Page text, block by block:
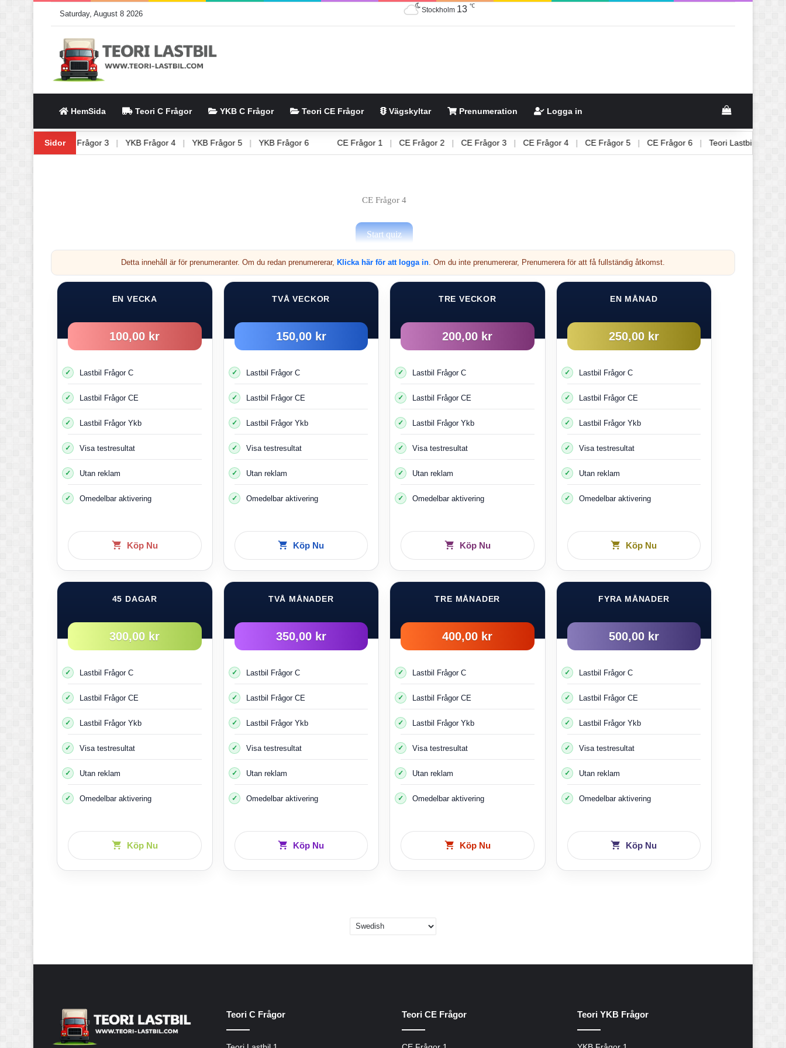
Saturday, August 8 2026 Stockholm 13 ℃
HemSida Teori C Frågor YKB C Frågor Teori CE Frågor Vägskyltar Prenumeration Logga in
Sidor
YKB Frågor 2 YKB Frågor 3 | YKB Frågor 4 | YKB Frågor 5 | YKB Frågor 6 CE Frågor 1 | CE Frågor 2 | CE Frågor 3 | CE Frågor 4 | CE Frågor 5 | CE Frågor 6 | Teori Lastbil 1
CE Frågor 4
Nästa 4 Förre
Detta innehåll är för prenumeranter. Om du redan prenumererar, Klicka här för att logga in . Om du inte prenumererar, Prenumerera för att få fullständig åtkomst.
EN VECKA
100,00 kr
Lastbil Frågor C
Lastbil Frågor CE
Lastbil Frågor Ykb
Visa testresultat
Utan reklam
Omedelbar aktivering
Köp Nu
TVÅ VECKOR
150,00 kr
Lastbil Frågor C
Lastbil Frågor CE
Lastbil Frågor Ykb
Visa testresultat
Utan reklam
Omedelbar aktivering
Köp Nu
TRE VECKOR
200,00 kr
Lastbil Frågor C
Lastbil Frågor CE
Lastbil Frågor Ykb
Visa testresultat
Utan reklam
Omedelbar aktivering
Köp Nu
EN MÅNAD
250,00 kr
Lastbil Frågor C
Lastbil Frågor CE
Lastbil Frågor Ykb
Visa testresultat
Utan reklam
Omedelbar aktivering
Köp Nu
45 DAGAR
300,00 kr
Lastbil Frågor C
Lastbil Frågor CE
Lastbil Frågor Ykb
Visa testresultat
Utan reklam
Omedelbar aktivering
Köp Nu
TVÅ MÅNADER
350,00 kr
Lastbil Frågor C
Lastbil Frågor CE
Lastbil Frågor Ykb
Visa testresultat
Utan reklam
Omedelbar aktivering
Köp Nu
TRE MÅNADER
400,00 kr
Lastbil Frågor C
Lastbil Frågor CE
Lastbil Frågor Ykb
Visa testresultat
Utan reklam
Omedelbar aktivering
Köp Nu
FYRA MÅNADER
500,00 kr
Lastbil Frågor C
Lastbil Frågor CE
Lastbil Frågor Ykb
Visa testresultat
Utan reklam
Omedelbar aktivering
Köp Nu
Teori C Frågor Teori CE Frågor Teori YKB Frågor